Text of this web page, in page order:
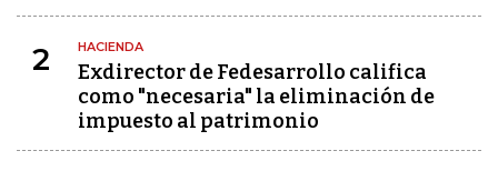
2 HACIENDA
Exdirector de Fedesarrollo califica
como "necesaria" la eliminación de
impuesto al patrimonio